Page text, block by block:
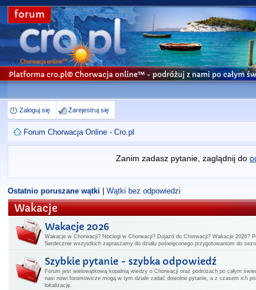
forum
Platforma cro.pl© Chorwacja online™ - podróżuj z nami po całym
Zaloguj się Zarejestruj się
Forum Chorwacja Online - Cro.pl
Zanim zadasz pytanie, zaglądnij do
Ostatnio poruszane wątki |Wątki bez odpowiedzi
Wakacje
Wakacje 2026
Wakacje w Chorwacji? Noclegi w Chorwacji? Dojazd do Chorwacji? Wakacje 2026?
Serdecznie wszystkich zapraszamy do działu poświęconego przygotowaniom do
Szybkie pytanie - szybka odpowiedź
Forum jest wielowątkową kopalnią wiedzy o Chorwacji oraz podróżach po całym
nasi nowi forumowicze mogą w tym dziale zadać dowolne pytanie, a z czasem ich
lokalizację.